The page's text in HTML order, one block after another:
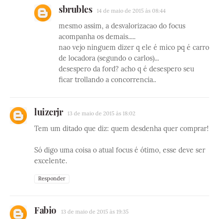
sbrubles 14 de maio de 2015 às 08:44
mesmo assim, a desvalorizacao do focus
acompanha os demais.....
nao vejo ninguem dizer q ele é mico pq é carro
de locadora (segundo o carlos)...
desespero da ford? acho q é desespero seu
ficar trollando a concorrencia..
luizcrjr 13 de maio de 2015 às 18:02
Tem um ditado que diz: quem desdenha quer comprar!
Só digo uma coisa o atual focus é ótimo, esse deve ser
excelente.
Responder
Fabio 13 de maio de 2015 às 19:35